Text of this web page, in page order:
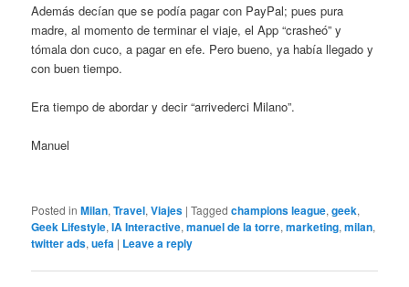
Además decían que se podía pagar con PayPal; pues pura
madre, al momento de terminar el viaje, el App “crasheó” y
tómala don cuco, a pagar en efe. Pero bueno, ya había llegado y
con buen tiempo.
Era tiempo de abordar y decir “arrivederci Milano”.
Manuel
Posted in Milan,Travel,Viajes |Tagged champions league,geek,
Geek Lifestyle,IA Interactive,manuel de la torre,marketing,milan,
twitter ads,uefa | Leave a reply